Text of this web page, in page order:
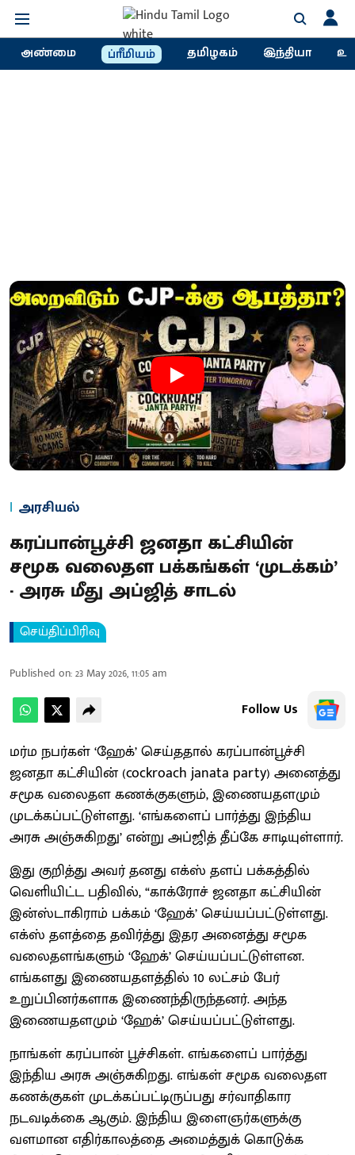
அண்மை ப்ரீமியம் தமிழகம் இந்தியா
அரசியல்
கரப்பான்பூச்சி ஜனதா கட்சியின்
சமூக வலைதள பக்கங்கள் ‘முடக்கம்’
- அரசு மீது அப்ஜித் சாடல்
செய்திப்பிரிவு
Published on:23 May 2026, 11:05 am
Follow Us
மர்ம நபர்கள் ‘ஹேக்’ செய்ததால் கரப்பான்பூச்சி
ஜனதா கட்சியின் (cockroach janata party) அனைத்து
சமூக வலைதள கணக்குகளும், இணையதளமும்
முடக்கப்பட்டுள்ளது. ‘எங்களைப் பார்த்து இந்திய
அரசு அஞ்சுகிறது’ என்று அப்ஜித் தீப்கே சாடியுள்ளார்.
இது குறித்து அவர் தனது எக்ஸ் தளப் பக்கத்தில்
வெளியிட்ட பதிவில், “காக்ரோச் ஜனதா கட்சியின்
இன்ஸ்டாகிராம் பக்கம் ‘ஹேக்’ செய்யப்பட்டுள்ளது.
எக்ஸ் தளத்தை தவிர்த்து இதர அனைத்து சமூக
வலைதளங்களும் ‘ஹேக்’ செய்யப்பட்டுள்ளன.
எங்களது இணையதளத்தில் 10 லட்சம் பேர்
உறுப்பினர்களாக இணைந்திருந்தனர். அந்த
இணையதளமும் ‘ஹேக்’ செய்யப்பட்டுள்ளது.
நாங்கள் கரப்பான் பூச்சிகள். எங்களைப் பார்த்து
இந்திய அரசு அஞ்சுகிறது. எங்கள் சமூக வலைதள
கணக்குகள் முடக்கப்பட்டிருப்பது சர்வாதிகார
நடவடிக்கை ஆகும். இந்திய இளைஞர்களுக்கு
வளமான எதிர்காலத்தை அமைத்துக் கொடுக்க